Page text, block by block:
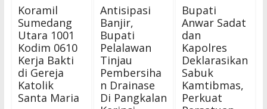
Koramil
Sumedang
Utara 1001
Kodim 0610
Kerja Bakti
di Gereja
Katolik
Santa Maria
Antisipasi
Banjir,
Bupati
Pelalawan
Tinjau
Pembersiha
n Drainase
Di Pangkalan
Bupati
Anwar Sadat
dan
Kapolres
Deklarasikan
Sabuk
Kamtibmas,
Perkuat